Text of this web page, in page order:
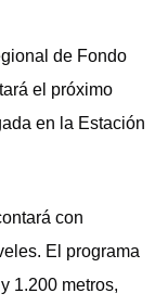
de Fondo
el próximo
en la Estación
con
El programa
1.200 metros,